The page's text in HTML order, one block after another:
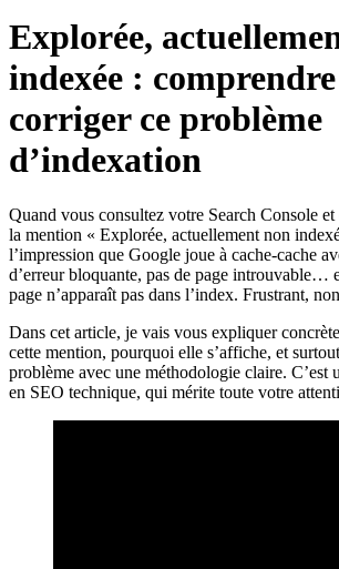
Explorée,
indexée :
corriger ce problème
d’indexation
Quand vous consultez votre Search Console
la mention « Explorée, actuellement non
l’impression que Google joue à cache-cache
d’erreur bloquante, pas de page introuvable…
page n’apparaît pas dans l’index. Frustrant,
Dans cet article, je vais vous expliquer
cette mention, pourquoi elle s’affiche, et
problème avec une méthodologie claire. C’est
en SEO technique, qui mérite toute votre